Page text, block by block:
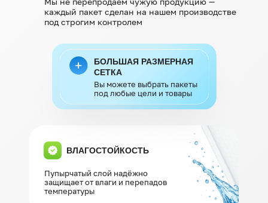
каждый пакет сделан на нашем производстве
под строгим контролем
Пупырчатый слой надёжно
защищает от влаги и перепадов
температуры
БОЛЬШАЯ РАЗМЕРНАЯ
СЕТКА
Вы можете выбрать пакеты
под любые цели и товары
ВЛАГОСТОЙКОСТЬ